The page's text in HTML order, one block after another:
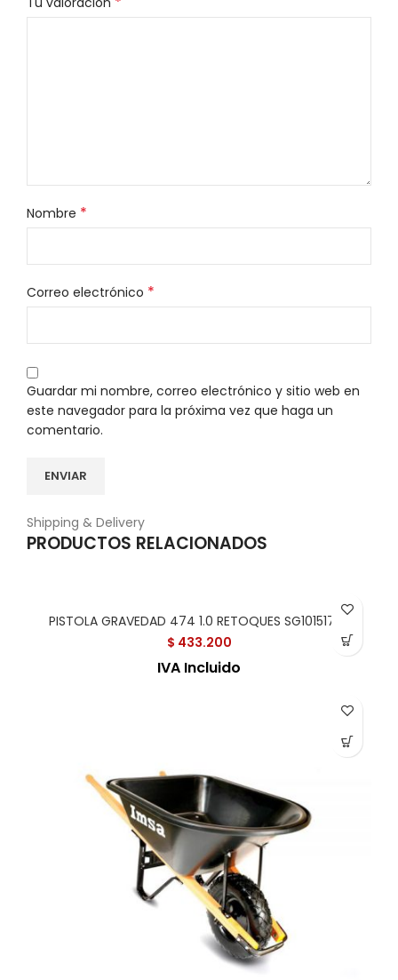
Nombre *
Correo electrónico *
Guardar mi nombre, correo electrónico y sitio web en
este navegador para la próxima vez que haga un
comentario.
Shipping & Delivery
PRODUCTOS RELACIONADOS
PISTOLA GRAVEDAD 474 1.0 RETOQUES SG10151702
$ 433.200
IVA Incluido